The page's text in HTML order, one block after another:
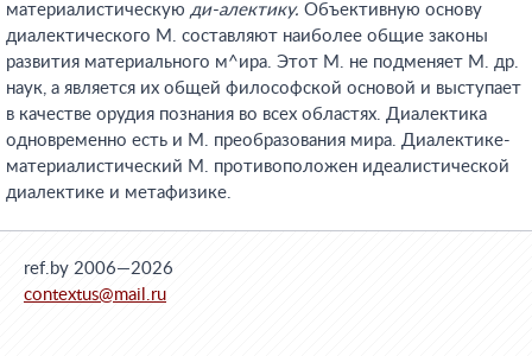
материалистическую ди-алектику. Объективную основу
диалектического М. составляют наиболее общие законы
развития материального м^ира. Этот М. не подменяет М. др.
наук, а является их общей философской основой и выступает
в качестве орудия познания во всех областях. Диалектика
одновременно есть и М. преобразования мира. Диалектике-
материалистический М. противоположен идеалистической
диалектике и метафизике.
ref.by 2006—2026
contextus@mail.ru